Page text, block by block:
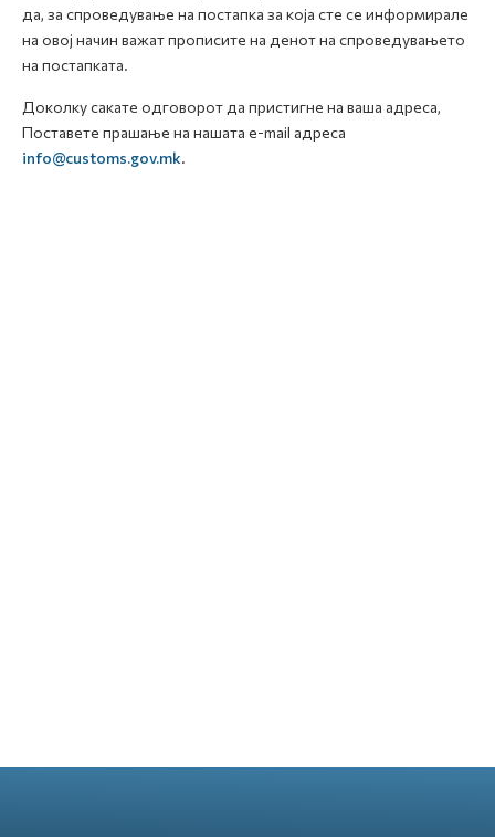
да, за спроведување на постапка за која сте се информирале
на овој начин важат прописите на денот на спроведувањето
на постапката.
Доколку сакате одговорот да пристигне на ваша адреса,
Поставете прашање на нашата e-mail адреса
info@customs.gov.mk.